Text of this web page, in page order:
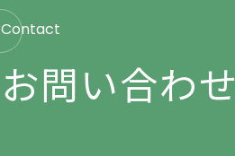
Contact
お問い合わせ